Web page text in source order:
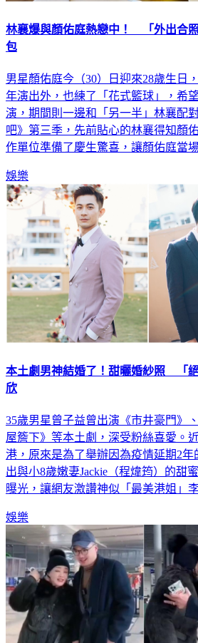
林襄爆與顏佑庭熱戀中！ 「外出合
包
男星顏佑庭今（30）日迎來28歲生日
年演出外，也練了「花式籃球」，希
演，期間則一邊和「另一半」林襄配
吧》第三季，先前貼心的林襄得知顏
作單位準備了慶生驚喜，讓顏佑庭當
娛樂
本土劇男神結婚了！甜曬婚紗照 「
欣
35歲男星曾子益曾出演《市井豪門》
屋簷下》等本土劇，深受粉絲喜愛。
港，原來是為了舉辦因為疫情延期2
出與小8歲嫩妻Jackie（程煒筠）的甜
曝光，讓網友激讚神似「最美港姐」
娛樂